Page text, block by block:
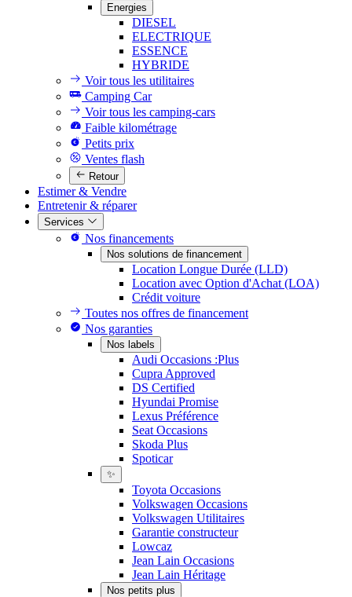
Energies
DIESEL
ELECTRIQUE
ESSENCE
HYBRIDE
Voir tous les utilitaires
Camping Car
Voir tous les camping-cars
Faible kilométrage
Petits prix
Ventes flash
Retour
Estimer & Vendre
Entretenir & réparer
Services
Nos financements
Nos solutions de financement
Location Longue Durée (LLD)
Location avec Option d'Achat (LOA)
Crédit voiture
Toutes nos offres de financement
Nos garanties
Nos labels
Audi Occasions :Plus
Cupra Approved
DS Certified
Hyundai Promise
Lexus Préférence
Seat Occasions
Skoda Plus
Spoticar
✨
Toyota Occasions
Volkswagen Occasions
Volkswagen Utilitaires
Garantie constructeur
Lowcaz
Jean Lain Occasions
Jean Lain Héritage
Nos petits plus